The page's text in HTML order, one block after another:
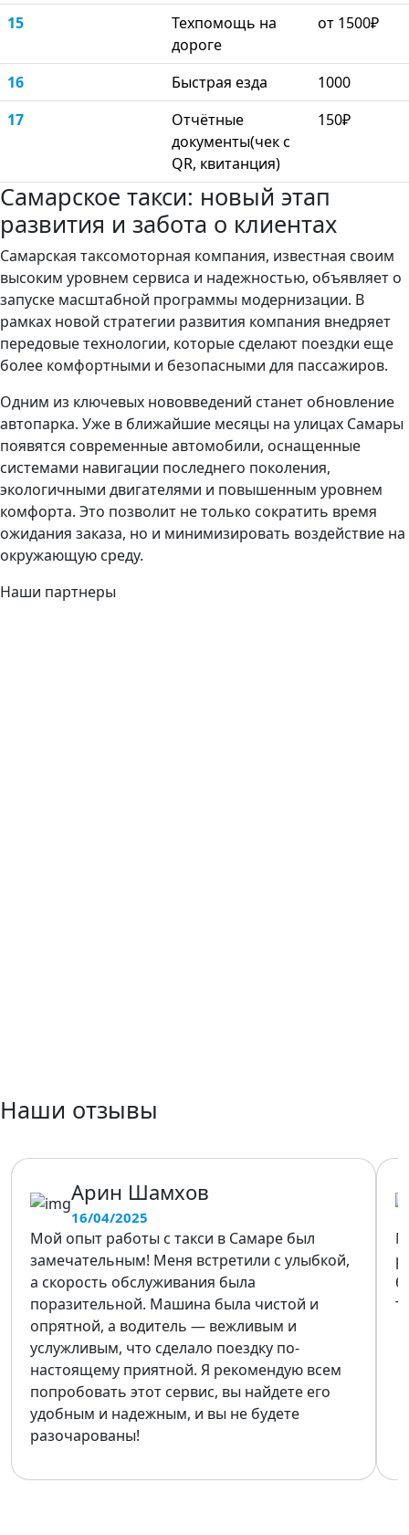
15
Техпомощь на
дороге
от 1500₽
16 Быстрая езда
1000
17
Отчётные
документы(чек с
QR, квитанция)
150₽
Самарское такси: новый этап
развития и забота о клиентах
Самарская таксомоторная компания, известная своим
высоким уровнем сервиса и надежностью, объявляет о
запуске масштабной программы модернизации. В
рамках новой стратегии развития компания внедряет
передовые технологии, которые сделают поездки еще
более комфортными и безопасными для пассажиров.
Одним из ключевых нововведений станет обновление
автопарка. Уже в ближайшие месяцы на улицах Самары
появятся современные автомобили, оснащенные
системами навигации последнего поколения,
экологичными двигателями и повышенным уровнем
комфорта. Это позволит не только сократить время
ожидания заказа, но и минимизировать воздействие на
окружающую среду.
Наши партнеры
Наши отзывы
Арин Шамхов
16/04/2025
Мой опыт работы с такси в Самаре был
замечательным! Меня встретили с улыбкой,
а скорость обслуживания была
поразительной. Машина была чистой и
опрятной, а водитель — вежливым и
услужливым, что сделало поездку по-
настоящему приятной. Я рекомендую всем
попробовать этот сервис, вы найдете его
удобным и надежным, и вы не будете
разочарованы!